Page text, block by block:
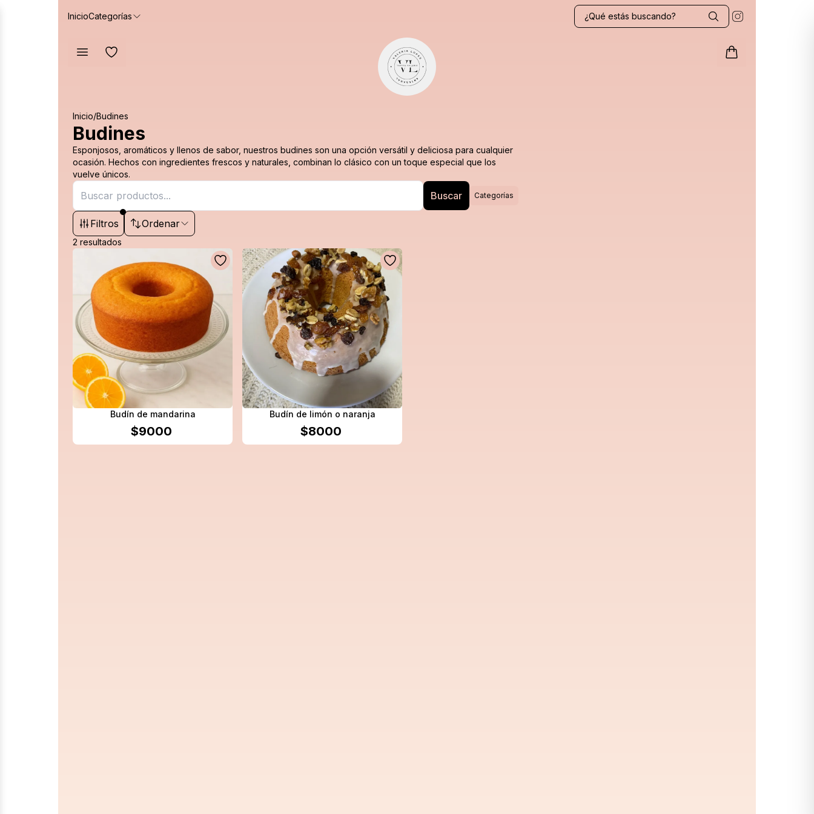
InicioCategorías
Inicio/Budines
Budines
Esponjosos, aromáticos y llenos de sabor, nuestros budines son una opción versátil y deliciosa para cualquier
ocasión. Hechos con ingredientes frescos y naturales, combinan lo clásico con un toque especial que los
vuelve únicos.
Buscar Categorías
Filtros Ordenar
2 resultados
Budín de mandarina
$9000
Budín de limón o naranja
$8000